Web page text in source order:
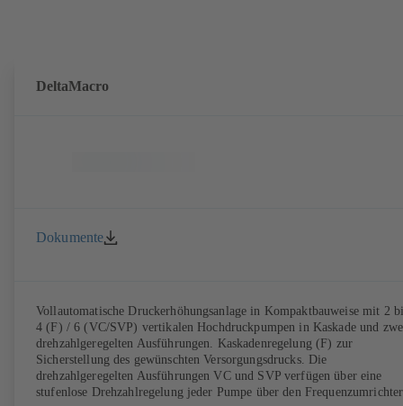
DeltaMacro
Dokumente
Vollautomatische Druckerhöhungsanlage in Kompaktbauweise mit 2
4 (F) / 6 (VC/SVP) vertikalen Hochdruckpumpen in Kaskade und
drehzahlgeregelten Ausführungen. Kaskadenregelung (F) zur
Sicherstellung des gewünschten Versorgungsdrucks. Die
drehzahlgeregelten Ausführungen VC und SVP verfügen über eine
stufenlose Drehzahlregelung jeder Pumpe über den Frequenzumrichter